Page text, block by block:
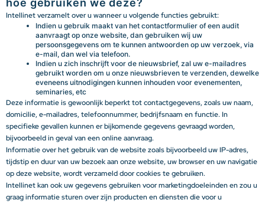
hoe gebruiken we deze?
Intellinet verzamelt over u wanneer u volgende functies gebruikt:
Indien u gebruik maakt van het contactformulier of een audit
aanvraagt op onze website, dan gebruiken wij uw
persoonsgegevens om te kunnen antwoorden op uw verzoek, via
e-mail, dan wel via telefoon.
Indien u zich inschrijft voor de nieuwsbrief, zal uw e-mailadres
gebruikt worden om u onze nieuwsbrieven te verzenden, dewelke
eveneens uitnodigingen kunnen inhouden voor evenementen,
seminaries, etc
Deze informatie is gewoonlijk beperkt tot contactgegevens, zoals uw naam,
domicilie, e-mailadres, telefoonnummer, bedrijfsnaam en functie. In
specifieke gevallen kunnen er bijkomende gegevens gevraagd worden,
bijvoorbeeld in geval van een online aanvraag.
Informatie over het gebruik van de website zoals bijvoorbeeld uw IP-adres,
tijdstip en duur van uw bezoek aan onze website, uw browser en uw navigatie
op deze website, wordt verzameld door cookies te gebruiken.
Intellinet kan ook uw gegevens gebruiken voor marketingdoeleinden en zou u
graag informatie sturen over zijn producten en diensten die voor u